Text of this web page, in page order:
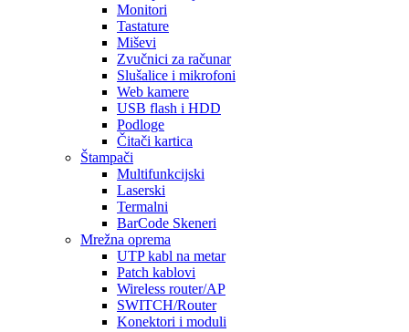
Monitori
Tastature
Miševi
Zvučnici za računar
Slušalice i mikrofoni
Web kamere
USB flash i HDD
Podloge
Čitači kartica
Štampači
Multifunkcijski
Laserski
Termalni
BarCode Skeneri
Mrežna oprema
UTP kabl na metar
Patch kablovi
Wireless router/AP
SWITCH/Router
Konektori i moduli